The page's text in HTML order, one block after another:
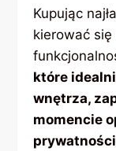
Kupując
kierować
które
wnętrza,
momencie